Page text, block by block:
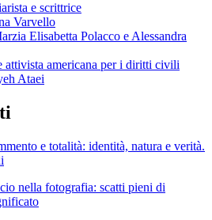
e scrittrice
Varvello
Elisabetta Polacco e Alessandra
attivista americana per i diritti civili
Ataei
e totalità: identità, natura e verità.
nella fotografia: scatti pieni di